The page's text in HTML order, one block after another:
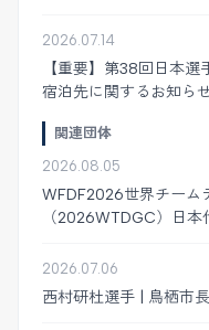
2026.07.14
【重要】第38回日本
宿泊先に関するお知ら
関連団体
2026.08.05
WFDF2026世界チーム
（2026WTDGC）日
2026.07.06
西村研杜選手 | 鳥栖市